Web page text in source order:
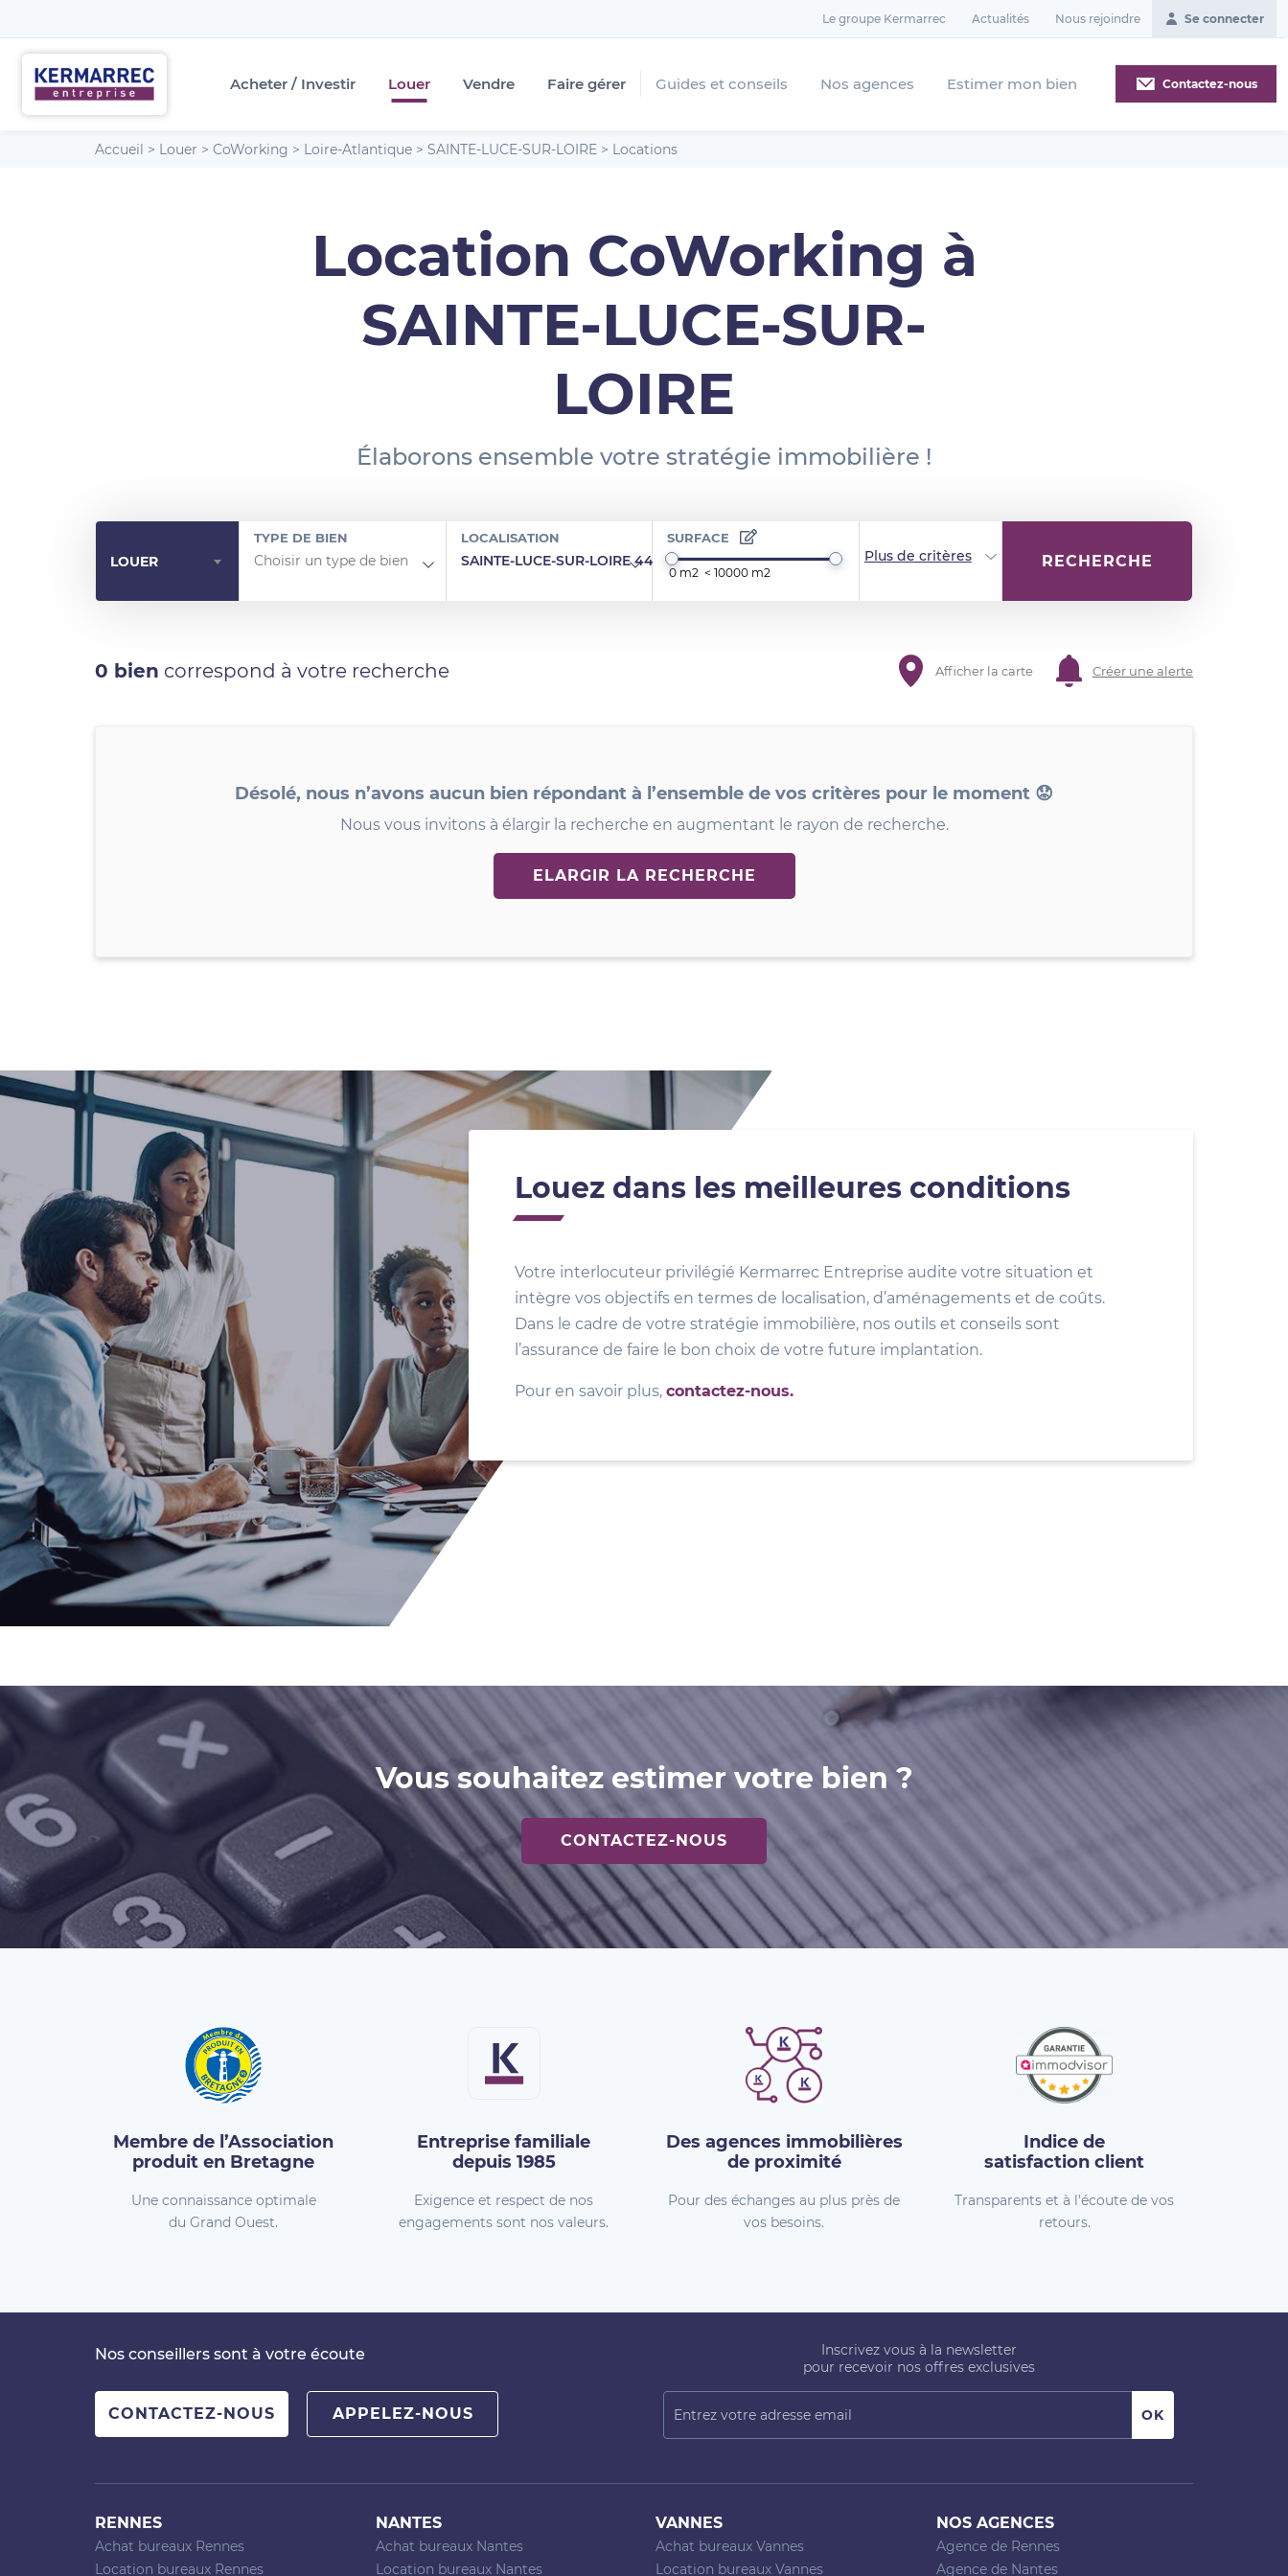
Le groupe Kermarrec Actualités Nous rejoindre Se connecter
Acheter / Investir Louer Vendre Faire gérer Guides et conseils Nos agences Estimer mon bien Contactez-nous
Accueil > Louer > CoWorking > Loire-Atlantique > SAINTE-LUCE-SUR-LOIRE > Locations
Location CoWorking à
SAINTE-LUCE-SUR-
LOIRE
Élaborons ensemble votre stratégie immobilière !
LOUER
TYPE DE BIEN LOCALISATION
SAINTE-LUCE-SUR-LOIRE 44980
SURFACE
Plus de critères RECHERCHE
0 bien correspond à votre recherche Afficher la carte Créer une alerte
Désolé, nous n’avons aucun bien répondant à l’ensemble de vos critères pour le moment 😟
Nous vous invitons à élargir la recherche en augmentant le rayon de recherche.
ELARGIR LA RECHERCHE
Louez dans les meilleures conditions
Votre interlocuteur privilégié Kermarrec Entreprise audite votre situation et
intègre vos objectifs en termes de localisation, d’aménagements et de coûts.
Dans le cadre de votre stratégie immobilière, nos outils et conseils sont
l’assurance de faire le bon choix de votre future implantation.
Pour en savoir plus, contactez-nous.
Vous souhaitez estimer votre bien ?
CONTACTEZ-NOUS
Membre de l’Association
produit en Bretagne
Une connaissance optimale
du Grand Ouest.
Entreprise familiale
depuis 1985
Exigence et respect de nos
engagements sont nos valeurs.
Des agences immobilières
de proximité
Pour des échanges au plus près de
vos besoins.
Indice de
satisfaction client
Transparents et à l'écoute de vos
retours.
Nos conseillers sont à votre écoute
CONTACTEZ-NOUS APPELEZ-NOUS
Inscrivez vous à la newsletter
pour recevoir nos offres exclusives
RENNES
Achat bureaux Rennes
Location bureaux Rennes
NANTES
Achat bureaux Nantes
Location bureaux Nantes
VANNES
Achat bureaux Vannes
Location bureaux Vannes
NOS AGENCES
Agence de Rennes
Agence de Nantes